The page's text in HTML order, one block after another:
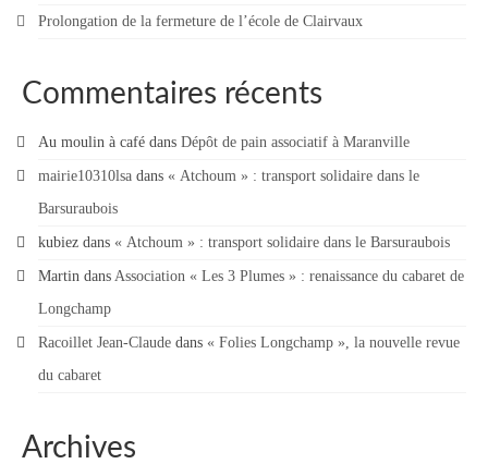
Prolongation de la fermeture de l’école de Clairvaux
Commentaires récents
Au moulin à café dans Dépôt de pain associatif à Maranville
mairie10310lsa dans « Atchoum » : transport solidaire dans le
Barsuraubois
kubiez dans « Atchoum » : transport solidaire dans le Barsuraubois
Martin dans Association « Les 3 Plumes » : renaissance du cabaret de
Longchamp
Racoillet Jean-Claude dans « Folies Longchamp », la nouvelle revue
du cabaret
Archives